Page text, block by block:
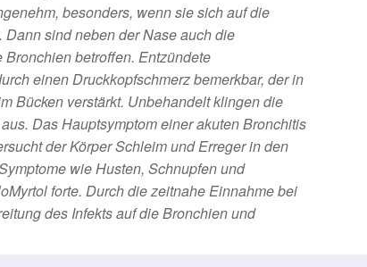
besonders, wenn sie sich auf die
sind neben der Nase auch die
betroffen. Entzündete
einen Druckkopfschmerz bemerkbar, der in
Bücken verstärkt. Unbehandelt klingen die
Das Hauptsymptom einer akuten Bronchitis
der Körper Schleim und Erreger in den
wie Husten, Schnupfen und
forte. Durch die zeitnahe Einnahme bei
des Infekts auf die Bronchien und